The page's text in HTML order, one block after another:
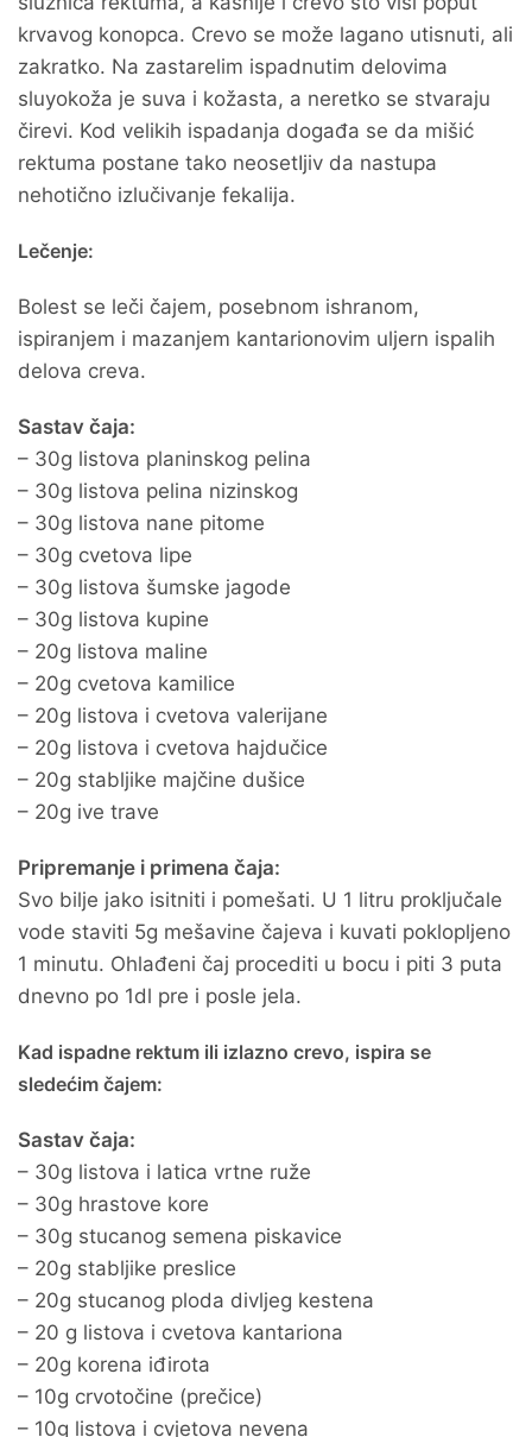
krvavog konopca. Crevo se može lagano utisnuti, ali
zakratko. Na zastarelim ispadnutim delovima
sluyokoža je suva i kožasta, a neretko se stvaraju
čirevi. Kod velikih ispadanja događa se da mišić
rektuma postane tako neosetIjiv da nastupa
nehotično izlučivanje fekalija.
Lečenje:
Bolest se leči čajem, posebnom ishranom,
ispiranjem i mazanjem kantarionovim uljern ispalih
delova creva.
Sastav čaja:
– 30g listova planinskog pelina
– 30g listova pelina nizinskog
– 30g listova nane pitome
– 30g cvetova lipe
– 30g listova šumske jagode
– 30g listova kupine
– 20g listova maline
– 20g cvetova kamilice
– 20g listova i cvetova valerijane
– 20g listova i cvetova hajdučice
– 20g stabljike majčine dušice
– 20g ive trave
Pripremanje i primena čaja:
Svo bilje jako isitniti i pomešati. U 1 litru proključale
vode staviti 5g mešavine čajeva i kuvati poklopljeno
1 minutu. Ohlađeni čaj procediti u bocu i piti 3 puta
dnevno po 1dl pre i posle jela.
Kad ispadne rektum ili izlazno crevo, ispira se
sledećim čajem:
Sastav čaja:
– 30g listova i latica vrtne ruže
– 30g hrastove kore
– 30g stucanog semena piskavice
– 20g stabljike preslice
– 20g stucanog ploda divljeg kestena
– 20 g listova i cvetova kantariona
– 20g korena iđirota
– 10g crvotočine (prečice)
– 10g listova i cvjetova nevena